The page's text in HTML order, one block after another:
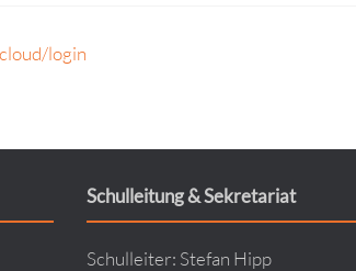
login
Schulleitung & Sekretariat
Schulleiter: Stefan Hipp